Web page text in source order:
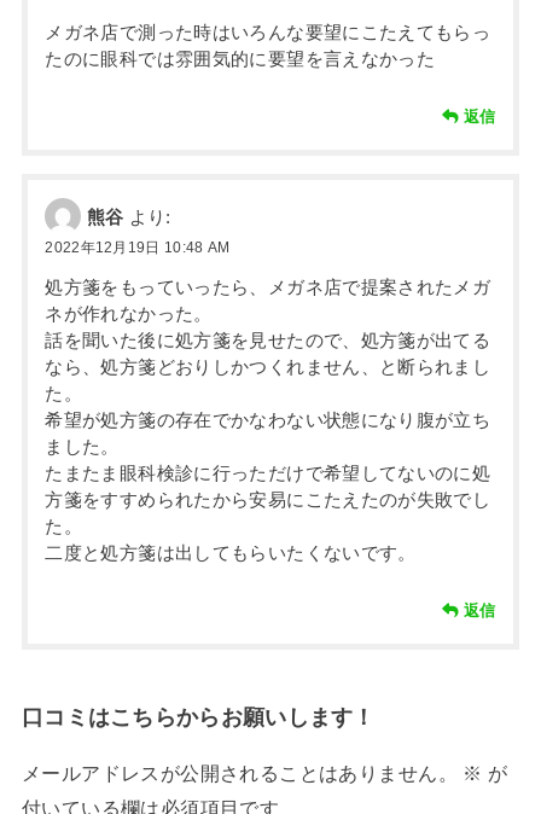
メガネ店で測った時はいろんな要望にこたえてもらっ
たのに眼科では雰囲気的に要望を言えなかった
返信
熊谷 より:
2022年12月19日 10:48 AM
処方箋をもっていったら、メガネ店で提案されたメガ
ネが作れなかった。
話を聞いた後に処方箋を見せたので、処方箋が出てる
なら、処方箋どおりしかつくれません、と断られまし
た。
希望が処方箋の存在でかなわない状態になり腹が立ち
ました。
たまたま眼科検診に行っただけで希望してないのに処
方箋をすすめられたから安易にこたえたのが失敗でし
た。
二度と処方箋は出してもらいたくないです。
返信
口コミはこちらからお願いします！
メールアドレスが公開されることはありません。 ※ が
付いている欄は必須項目です